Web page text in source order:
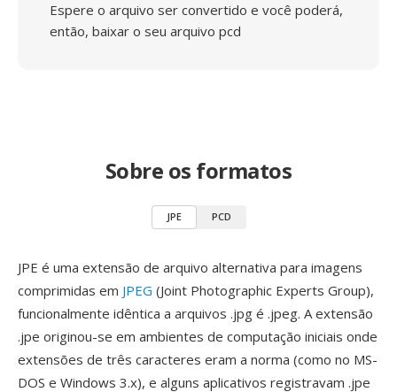
Espere o arquivo ser convertido e você poderá,
então, baixar o seu arquivo pcd
Sobre os formatos
JPE PCD
JPE é uma extensão de arquivo alternativa para imagens
comprimidas em JPEG (Joint Photographic Experts Group),
funcionalmente idêntica a arquivos .jpg é .jpeg. A extensão
.jpe originou-se em ambientes de computação iniciais onde
extensões de três caracteres eram a norma (como no MS-
DOS e Windows 3.x), e alguns aplicativos registravam .jpe